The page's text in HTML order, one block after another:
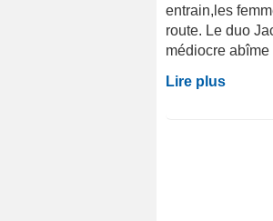
entrain,les
route. Le duo
médiocre
Lire plus